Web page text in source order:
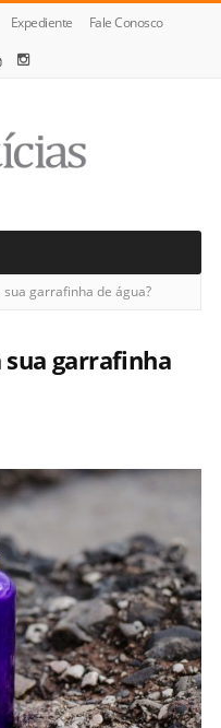
Expediente Fale Conosco
garrafinha de água?
sua garrafinha